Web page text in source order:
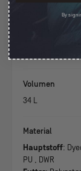
Volumen
34 L
Material
Hauptstoff:
PU , DWR
By